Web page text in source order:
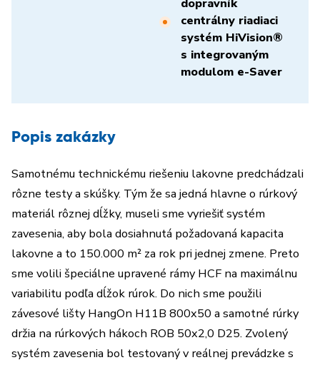
centrálny riadiaci
systém HiVision®
s integrovaným
modulom e-Saver
Popis zakázky
Samotnému technickému riešeniu lakovne predchádzali
rôzne testy a skúšky. Tým že sa jedná hlavne o rúrkový
materiál rôznej dĺžky, museli sme vyriešiť systém
zavesenia, aby bola dosiahnutá požadovaná kapacita
lakovne a to 150.000 m² za rok pri jednej zmene. Preto
sme volili špeciálne upravené rámy HCF na maximálnu
variabilitu podľa dĺžok rúrok. Do nich sme použili
závesové lišty HangOn H11B 800x50 a samotné rúrky
držia na rúrkových hákoch ROB 50x2,0 D25. Zvolený
systém zavesenia bol testovaný v reálnej prevádzke s